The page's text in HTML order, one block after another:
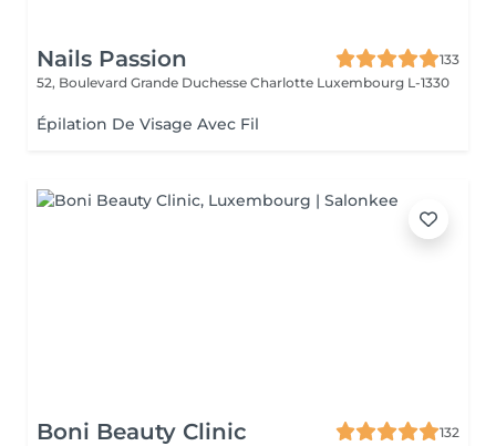
Nails Passion
133
52, Boulevard Grande Duchesse Charlotte Luxembourg L-1330
Épilation De Visage Avec Fil
Boni Beauty Clinic
132